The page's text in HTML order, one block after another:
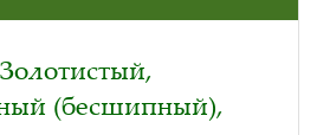
(бесшипный),